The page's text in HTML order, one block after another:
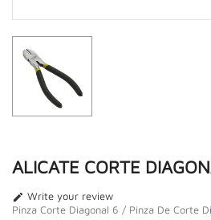
ALICATE CORTE
 Write your review
Pinza Corte Diagonal 6 / Pinza De Corte